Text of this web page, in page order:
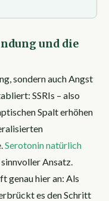
und die
sondern auch Angst
SSRIs – also
Spalt erhöhen
Serotonin natürlich
Ansatz.
hier an: Als
es den Schritt